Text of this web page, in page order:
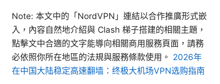
Note: 本文中的「NordVPN」連結以合作推廣形式嵌
入，內容自然地介紹與 Clash 梯子搭建的相關主題，
點擊文中合適的文字能導向相關商用服務頁面，請務
必依照你所在地區的法規與服務條款使用。 2026年
在中国大陆稳定高速翻墙：终极大机场VPN选购指南